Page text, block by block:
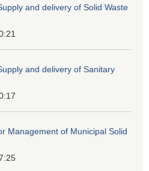
and delivery of Solid Waste
and delivery of Sanitary
Management of Municipal Solid